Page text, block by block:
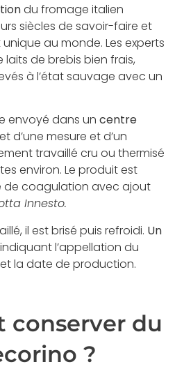
du fromage italien
siècles de savoir-faire et
au monde. Les experts
de brebis bien frais,
à l’état sauvage avec un
envoyé dans un centre
d’une mesure et d’un
travaillé cru ou thermisé
environ. Le produit est
de coagulation avec ajout
Innesto.
il est brisé puis refroidi. Un
l’appellation du
la date de production.
conserver du
?